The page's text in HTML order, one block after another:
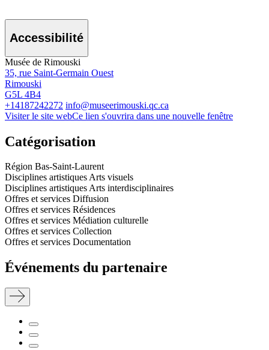
Accessibilité
Musée de Rimouski
35, rue Saint-Germain Ouest
Rimouski
G5L 4B4
+14187242272 info@museerimouski.qc.ca
Visiter le site webCe lien s'ouvrira dans une nouvelle fenêtre
Catégorisation
Région Bas-Saint-Laurent
Disciplines artistiquesArts visuels
Disciplines artistiquesArts interdisciplinaires
Offres et services Diffusion
Offres et services Résidences
Offres et services Médiation culturelle
Offres et services Collection
Offres et services Documentation
Événements du partenaire